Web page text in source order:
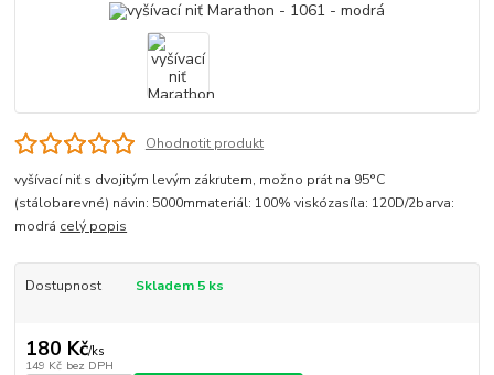
Ohodnotit produkt
vyšívací niť s dvojitým levým zákrutem, možno prát na 95°C
(stálobarevné) návin: 5000mmateriál: 100% viskózasíla: 120D/2barva:
modrá celý popis
Dostupnost Skladem 5 ks
180 Kč/ks
149 Kč bez DPH